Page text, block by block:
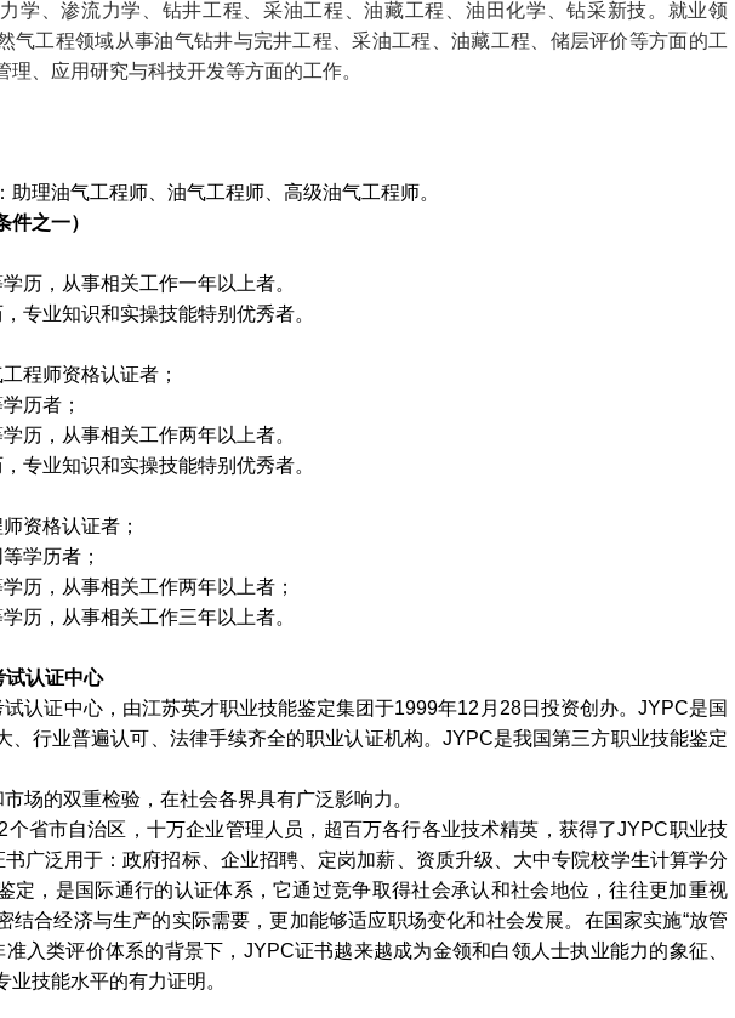
学、渗流力学、钻井工程、采油工程、油藏工程、油田化学、钻采新技。就业领
气工程领域从事油气钻井与完井工程、采油工程、油藏工程、储层评价等方面的工
理、应用研究与科技开发等方面的工作。
助理油气工程师、油气工程师、高级油气工程师。
件之一）
历，从事相关工作一年以上者。
专业知识和实操技能特别优秀者。
程师资格认证者；
历者；
历，从事相关工作两年以上者。
专业知识和实操技能特别优秀者。
资格认证者；
学历者；
历，从事相关工作两年以上者；
历，从事相关工作三年以上者。
试认证中心
认证中心，由江苏英才职业技能鉴定集团于1999年12 月 28日投资创办。 JYPC是国
、行业普遍认可、法律手续齐全的职业认证机构。 JYPC是我国第三方职业技能鉴定
场的双重检验，在社会各界具有广泛影响力。
个省市自治区，十万企业管理人员，超百万各行各业技术精英，获得了JYPC职业技
书广泛用于：政府招标、企业招聘、定岗加薪、资质升级、大中专院校学生计算学分
定，是国际通行的认证体系，它通过竞争取得社会承认和社会地位，往往更加重视
结合经济与生产的实际需要，更加能够适应职场变化和社会发展。在国家实施“放管
入类评价体系的背景下， JYPC证书越来越成为金领和白领人士执业能力的象征、
业技能水平的有力证明。